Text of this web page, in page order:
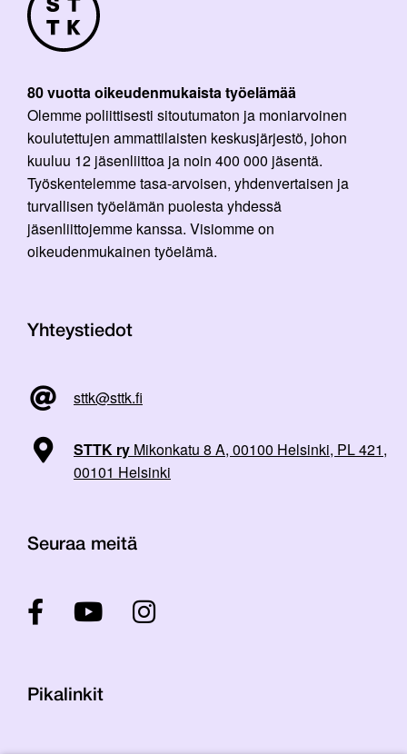
80 vuotta oikeudenmukaista työelämää
Olemme poliittisesti sitoutumaton ja moniarvoinen
koulutettujen ammattilaisten keskusjärjestö, johon
kuuluu 12 jäsenliittoa ja noin 400 000 jäsentä.
Työskentelemme tasa-arvoisen, yhdenvertaisen ja
turvallisen työelämän puolesta yhdessä
jäsenliittojemme kanssa. Visiomme on
oikeudenmukainen työelämä.
Yhteystiedot
sttk@sttk.fi
STTK ry Mikonkatu 8 A, 00100 Helsinki, PL 421,
00101 Helsinki
Seuraa meitä
Pikalinkit